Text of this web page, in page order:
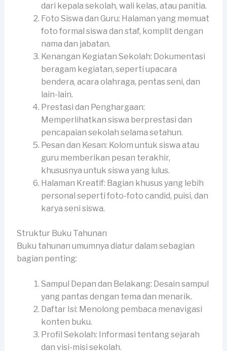
dari kepala sekolah, wali kelas, atau panitia.
Foto Siswa dan Guru: Halaman yang memuat
foto formal siswa dan staf, komplit dengan
nama dan jabatan.
Kenangan Kegiatan Sekolah: Dokumentasi
beragam kegiatan, seperti upacara
bendera, acara olahraga, pentas seni, dan
lain-lain.
Prestasi dan Penghargaan:
Memperlihatkan siswa berprestasi dan
pencapaian sekolah selama setahun.
Pesan dan Kesan: Kolom untuk siswa atau
guru memberikan pesan terakhir,
khususnya untuk siswa yang lulus.
Halaman Kreatif: Bagian khusus yang lebih
personal seperti foto-foto candid, puisi, dan
karya seni siswa.
Struktur Buku Tahunan
Buku tahunan umumnya diatur dalam sebagian
bagian penting:
Sampul Depan dan Belakang: Desain sampul
yang pantas dengan tema dan menarik.
Daftar Isi: Menolong pembaca menavigasi
konten buku.
Profil Sekolah: Informasi tentang sejarah
dan visi-misi sekolah.